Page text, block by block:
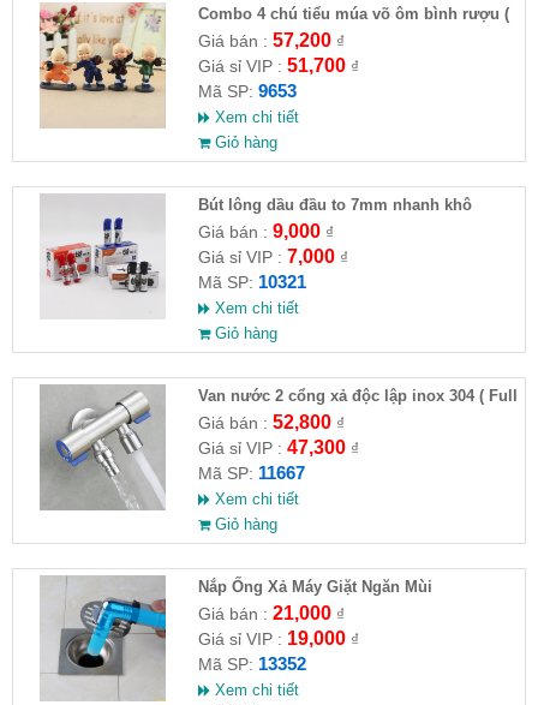
Combo 4 chú tiểu múa võ ôm bình rượu (
HĐ )
Giá bán : 57,200₫
Giá sỉ VIP : 51,700₫
Mã SP: 9653
Xem chi tiết
Giỏ hàng
Bút lông dầu đầu to 7mm nhanh khô
Giá bán : 9,000₫
Giá sỉ VIP : 7,000₫
Mã SP: 10321
Xem chi tiết
Giỏ hàng
Van nước 2 cổng xả độc lập inox 304 ( Full
VAT )
Giá bán : 52,800₫
Giá sỉ VIP : 47,300₫
Mã SP: 11667
Xem chi tiết
Giỏ hàng
Nắp Ống Xả Máy Giặt Ngăn Mùi
Giá bán : 21,000₫
Giá sỉ VIP : 19,000₫
Mã SP: 13352
Xem chi tiết